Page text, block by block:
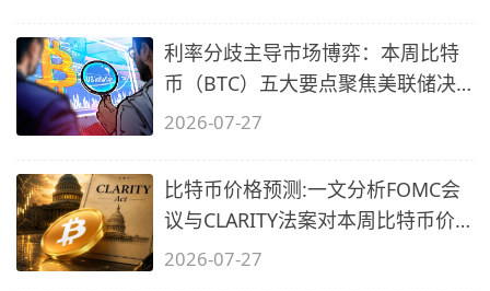
利率分歧主导市场博弈：本周比特
币（BTC）五大要点聚焦美联储决
议与多
2026-07-27
比特币价格预测:一文分析FOMC会
议与CLARITY法案对本周比特币价
格影响
2026-07-27